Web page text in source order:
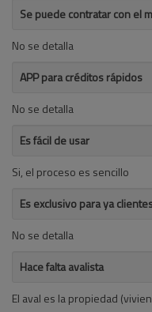
Se puede contratar con el
No se detalla
APP para créditos rápidos
No se detalla
Es fácil de usar
Si, el proceso es sencillo
Es exclusivo para ya
No se detalla
Hace falta avalista
El aval es la propiedad